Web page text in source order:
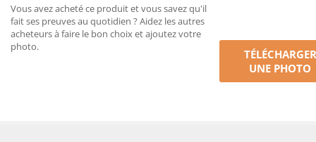
Vous avez acheté ce produit et vous savez qu'il
fait ses preuves au quotidien ? Aidez les autres
acheteurs à faire le bon choix et ajoutez votre
photo.
TÉLÉCHARGER
UNE PHOTO